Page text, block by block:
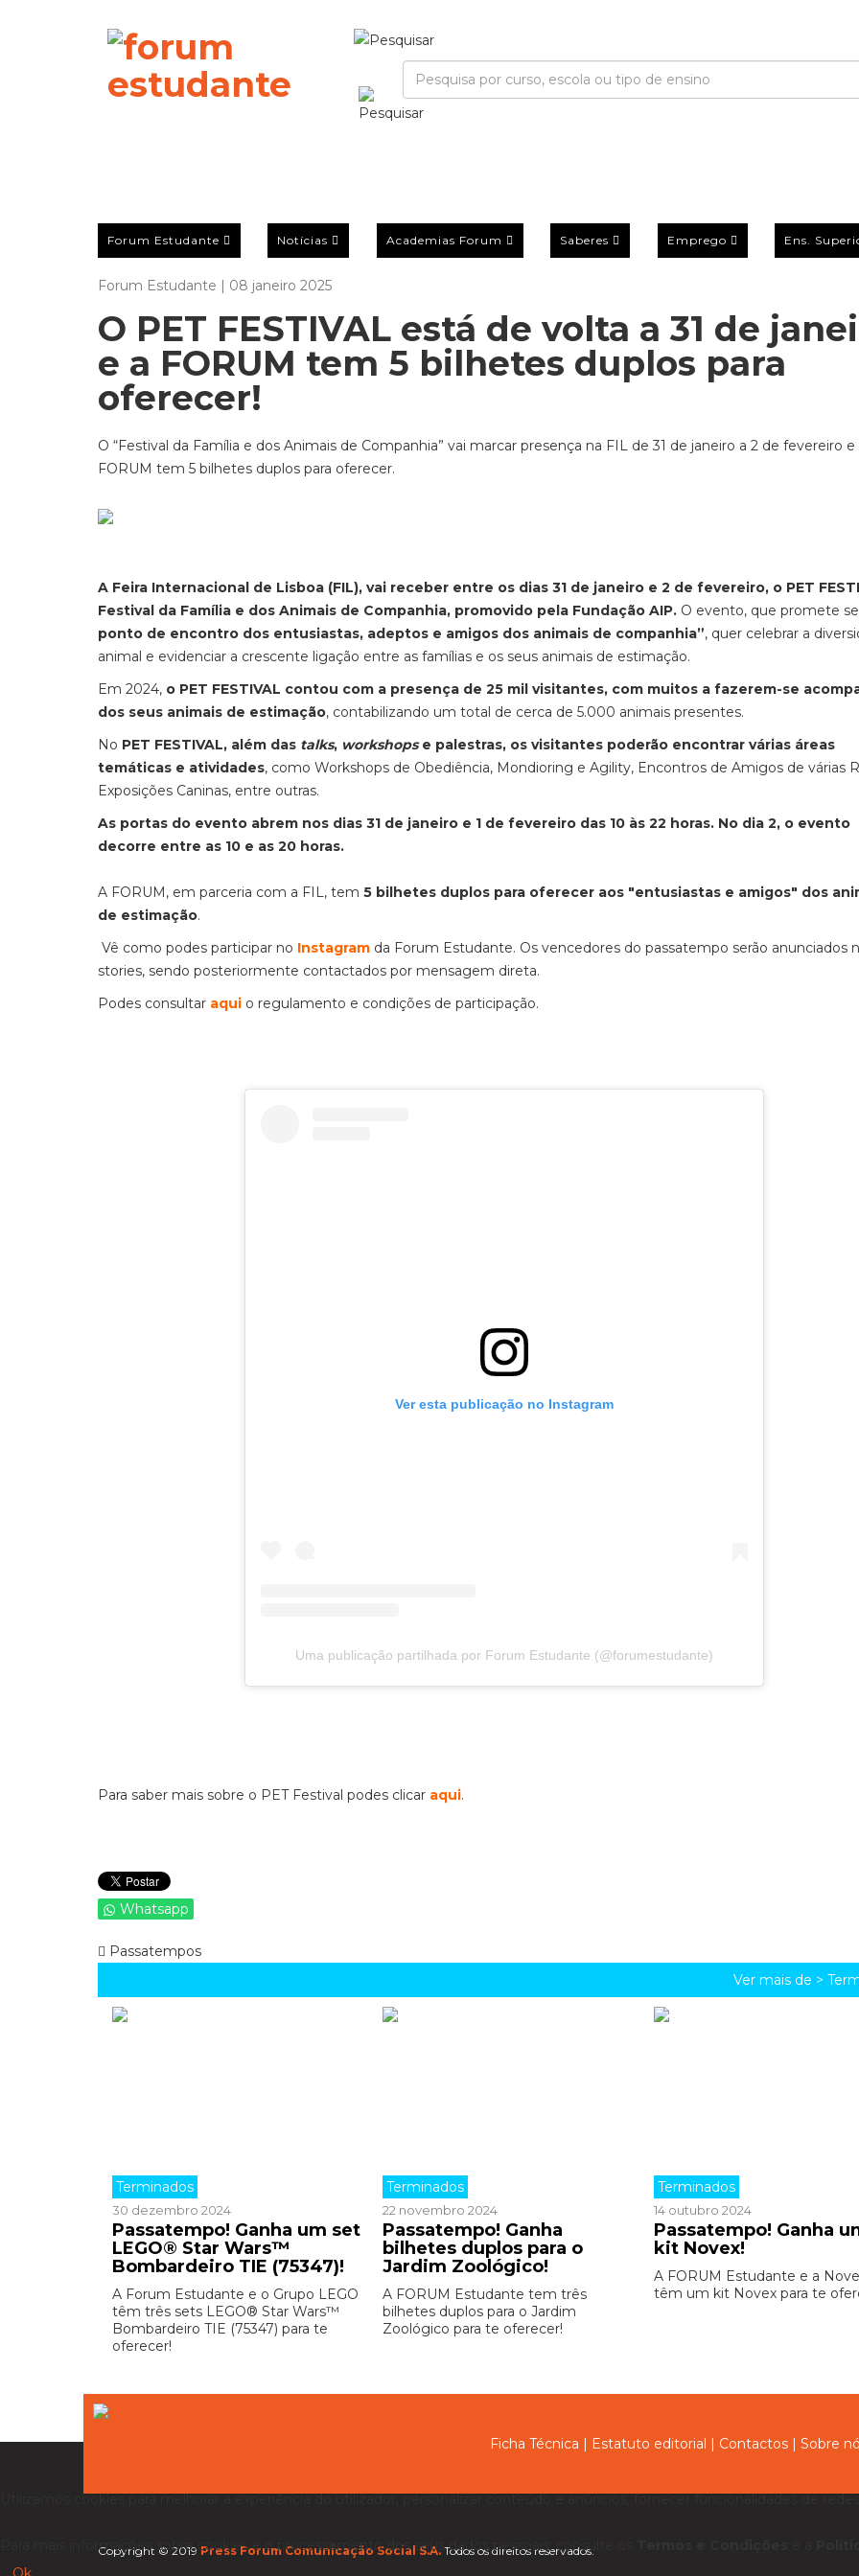
Forum Estudante Notícias Academias Forum Saberes Emprego Ens.
Forum Estudante | 08 janeiro 2025
O PET FESTIVAL está de volta a 31 de
e a FORUM tem 5 bilhetes duplos para
oferecer!
O “Festival da Família e dos Animais de Companhia” vai marcar presença na FIL de 31 de janeiro a 2 de fevereiro e
FORUM tem 5 bilhetes duplos para oferecer.
A Feira Internacional de Lisboa (FIL), vai receber entre os dias 31 de janeiro e 2 de fevereiro, o PET
Festival da Família e dos Animais de Companhia, promovido pela Fundação AIP. O evento, que promete
ponto de encontro dos entusiastas, adeptos e amigos dos animais de companhia”, quer celebrar a
animal e evidenciar a crescente ligação entre as famílias e os seus animais de estimação.
Em 2024, o PET FESTIVAL contou com a presença de 25 mil visitantes, com muitos a fazerem-se
dos seus animais de estimação, contabilizando um total de cerca de 5.000 animais presentes.
No PET FESTIVAL, além das talks, workshopse palestras, os visitantes poderão encontrar várias áreas
temáticas e atividades, como Workshops de Obediência, Mondioring e Agility, Encontros de Amigos de várias
Exposições Caninas, entre outras.
As portas do evento abrem nos dias 31 de janeiro e 1 de fevereiro das 10 às 22 horas. No dia 2, o evento
decorre entre as 10 e as 20 horas.
A FORUM, em parceria com a FIL, tem 5 bilhetes duplos para oferecer aos "entusiastas e amigos" dos
de estimação.
Vê como podes participar no Instagram da Forum Estudante. Os vencedores do passatempo serão anunciados
stories, sendo posteriormente contactados por mensagem direta.
Podes consultar aqui o regulamento e condições de participação.
Ver esta publicação no Instagram
Uma publicação partilhada por Forum Estudante (@forumestudante)
Para saber mais sobre o PET Festival podes clicar aqui.
Whatsapp
Passatempos
Ver mais de >
Terminados
30 dezembro 2024
Passatempo! Ganha um set
LEGO® Star Wars™
Bombardeiro TIE (75347)!
A Forum Estudante e o Grupo LEGO
têm três sets LEGO® Star Wars™
Bombardeiro TIE (75347) para te
oferecer!
Terminados
22 novembro 2024
Passatempo! Ganha
bilhetes duplos para o
Jardim Zoológico!
A FORUM Estudante tem três
bilhetes duplos para o Jardim
Zoológico para te oferecer!
Terminados
14 outubro 2024
Passatempo! Ganha
kit Novex!
A FORUM Estudante e a
têm um kit Novex para te
Ficha Técnica | Estatuto editorial | Contactos | Sobre
Copyright © 2019 Press Forum Comunicação Social S.A. Todos os direitos reservados.
Utilizamos cookies para melhorar a experiência do utilizador, personalizar conteúdo e anúncios, fornecer funcionalidades de
Para mais informações sobre cookies e o processamento dos seus dados pessoais, consulte os